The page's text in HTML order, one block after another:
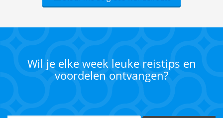
Wil je elke week leuke reistips en
voordelen ontvangen?